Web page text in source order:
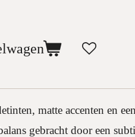
matte accenten en
gebracht door een